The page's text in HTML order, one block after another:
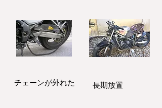
​チェーンが外れた 長期放置